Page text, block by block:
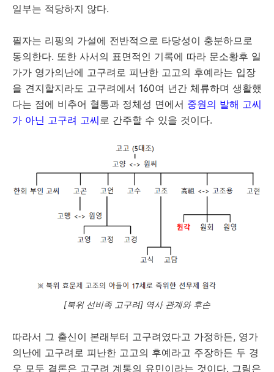
일부는 적당하지 않다.
필자는 리핑의 가설에 전반적으로 타당성이 충분하므로
동의한다. 또한 사서의 표면적인 기록에 따라 문소황후 일
가가 영가의난에 고구려로 피난한 고고의 후예라는 입장
을 견지할지라도 고구려에서 160여 년간 체류하며 생활했
다는 점에 비추어 혈통과 정체성 면에서 중원의 발해 고씨
가 아닌 고구려 고씨로 간주할 수 있을 것이다.
[북위 선비족 고구려] 역사 관계와 후손
따라서 그 출신이 본래부터 고구려였다고 가정하든, 영가
의난에 고구려로 피난한 고고의 후예라고 주장하든 두 경
우 모두 결론은 고구려 계통의 유민이라는 것이다. 그림은